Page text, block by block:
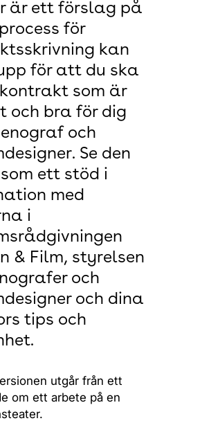
är ett förslag på
för
kan
för att du ska
som är
och bra för dig
och
Se den
ett stöd i
med
i
& Film, styrelsen
och
och dina
tips och
utgår från ett
om ett arbete på en